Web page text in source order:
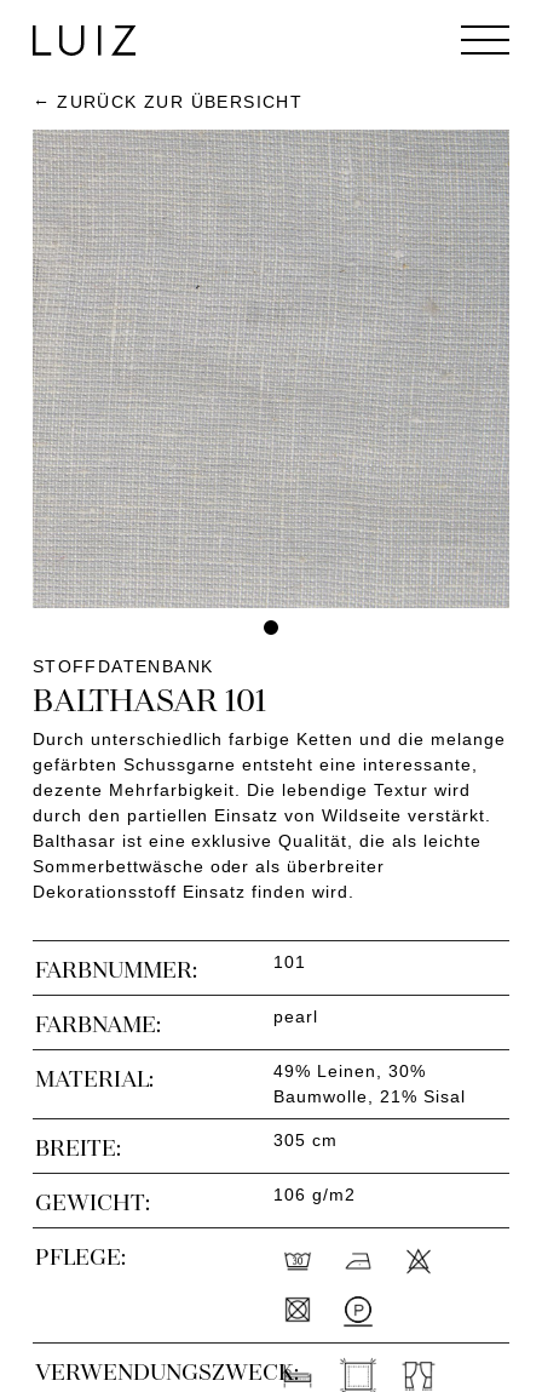
ZURÜCK ZUR ÜBERSICHT
STOFFDATENBANK
BALTHASAR 101
Durch unterschiedlich farbige Ketten und die melange
gefärbten Schussgarne entsteht eine interessante,
dezente Mehrfarbigkeit. Die lebendige Textur wird
durch den partiellen Einsatz von Wildseite verstärkt.
Balthasar ist eine exklusive Qualität, die als leichte
Sommerbettwäsche oder als überbreiter
Dekorationsstoff Einsatz finden wird.
FARBNUMMER: 101
FARBNAME: pearl
MATERIAL:
49% Leinen, 30%
Baumwolle, 21% Sisal
BREITE: 305 cm
GEWICHT: 106 g/m2
PFLEGE:
VERWENDUNGSZWECK: